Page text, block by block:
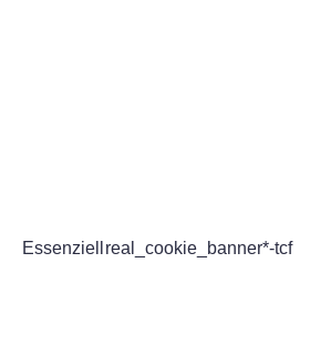
Essenziell real_cookie_banner*-tcf